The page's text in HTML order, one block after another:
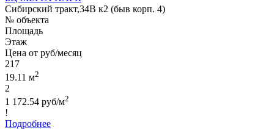
Сибирский тракт,34В к2 (быв корп. 4)
№ объекта
Площадь
Этаж
Цена от руб/месяц
217
19.11 м2
2
1 172.54 руб/м2
!
Подробнее